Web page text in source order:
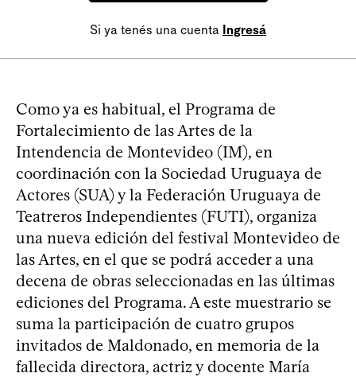
Si ya tenés una cuenta Ingresá
Como ya es habitual, el Programa de
Fortalecimiento de las Artes de la
Intendencia de Montevideo (IM), en
coordinación con la Sociedad Uruguaya de
Actores (SUA) y la Federación Uruguaya de
Teatreros Independientes (FUTI), organiza
una nueva edición del festival Montevideo de
las Artes, en el que se podrá acceder a una
decena de obras seleccionadas en las últimas
ediciones del Programa. A este muestrario se
suma la participación de cuatro grupos
invitados de Maldonado, en memoria de la
fallecida directora, actriz y docente María